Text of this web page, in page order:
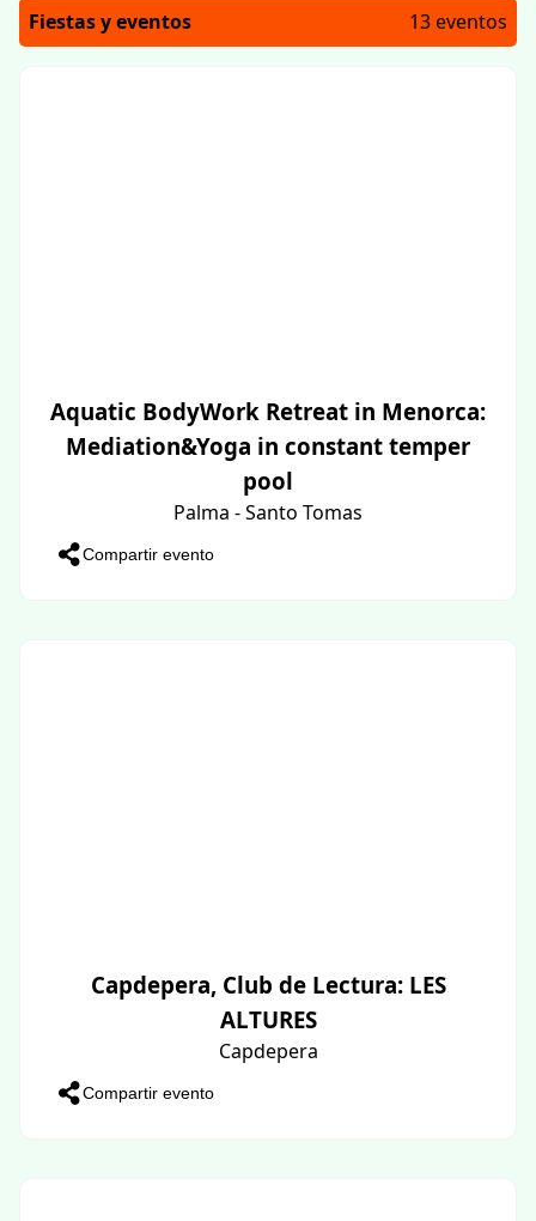
Fiestas y eventos 13 eventos
Aquatic BodyWork Retreat in Menorca:
Mediation&Yoga in constant temper
pool
Palma - Santo Tomas
Compartir evento
Capdepera, Club de Lectura: LES
ALTURES
Capdepera
Compartir evento